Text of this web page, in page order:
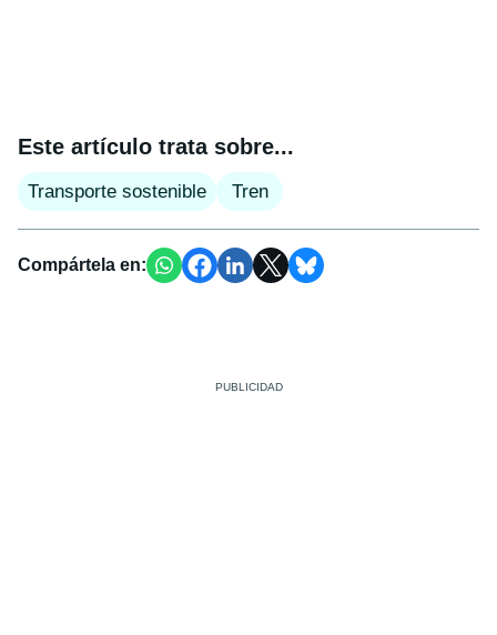
Este artículo trata sobre...
Transporte sostenible Tren
Compártela en: